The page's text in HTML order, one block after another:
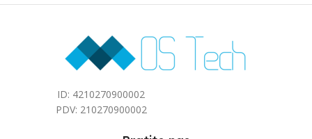
40 40
ID: 4210270900002
PDV: 210270900002